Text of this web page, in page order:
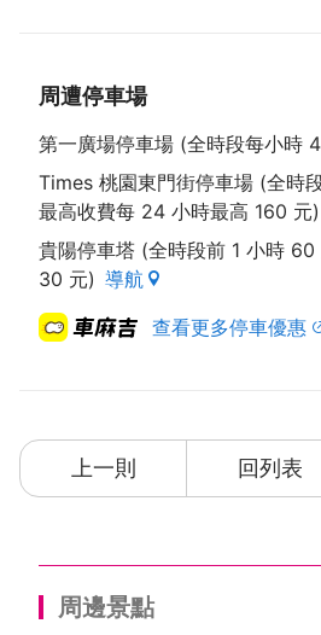
周遭停車場
第一廣場停車場 (全時段每小時
Times 桃園東門街停車場 (全時
最高收費每 24 小時最高 160 元)
貴陽停車塔 (全時段前 1 小時
30 元) 導航
查看更多停車優惠
上一則 回列表
周邊景點